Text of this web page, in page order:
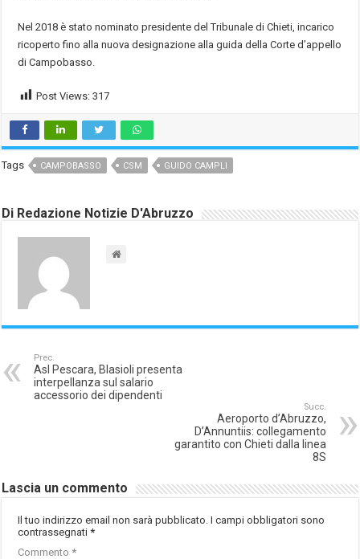
Nel 2018 è stato nominato presidente del Tribunale di Chieti, incarico
ricoperto fino alla nuova designazione alla guida della Corte d’appello
di Campobasso.
Post Views: 317
Tags CAMPOBASSO CSM GUIDO CAMPLI
Di Redazione Notizie D'Abruzzo
Prec.
Asl Pescara, Blasioli presenta
interpellanza sul salario
accessorio dei dipendenti
Succ.
Aeroporto d’Abruzzo,
D’Annuntiis: collegamento
garantito con Chieti dalla linea
8S
Lascia un commento
Il tuo indirizzo email non sarà pubblicato. I campi obbligatori sono
contrassegnati*
Commento*